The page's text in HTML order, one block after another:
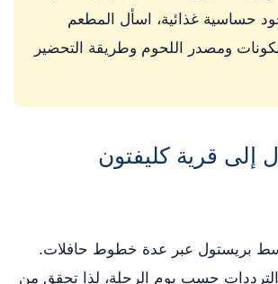
حساسية غذائية، اسأل المطعم
ومصدر اللحوم وطريقة التحضير
إلى قرية كليفتون
بريستول عبر عدة خطوط حافلات.
حسب يوم الرحلة، لذا تحقق من